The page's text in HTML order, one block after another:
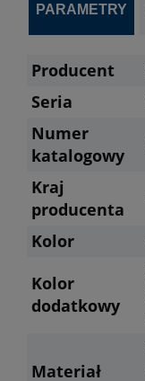
PARAMETRY
Producent
Seria
Numer
katalogowy
Kraj
producenta
Kolor
Kolor
dodatkowy
Materiał